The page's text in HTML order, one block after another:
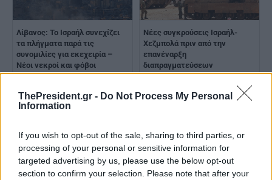
ThePresident.gr - Do Not Process My Personal
Information
If you wish to opt-out of the sale, sharing to third parties, or
processing of your personal or sensitive information for
targeted advertising by us, please use the below opt-out
section to confirm your selection. Please note that after your
Λίβανος: Το Ισραήλ συνεχίζει
τα πλήγματα παρά τις
συνομιλίες για εκεχειρία –
Νέοι νεκροί και φόβοι
κλιμάκωσης
Νέες συγκρούσεις Ισραήλ-
Χεζμπολά πριν από την
επανέναρξη
διαπραγματεύσεων
Ισραήλ-Λίβανος: Τρίτος γύρος